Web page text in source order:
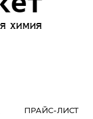
ПРАЙС-ЛИСТ